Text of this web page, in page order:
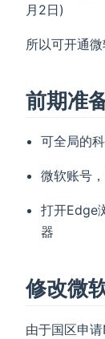
月2日)
所以可开通
前期准
可全局的
微软账号
打开Edge
器
修改微
由于国区申